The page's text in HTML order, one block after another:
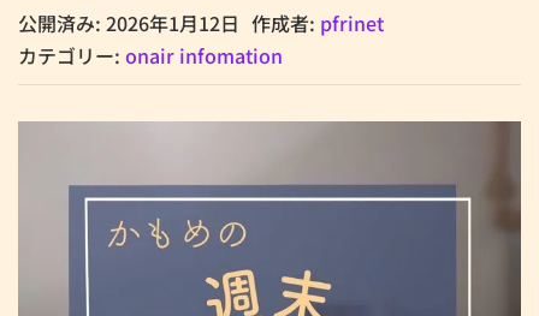
公開済み: 2026年1月12日 作成者: pfrinet
カテゴリー: onair infomation